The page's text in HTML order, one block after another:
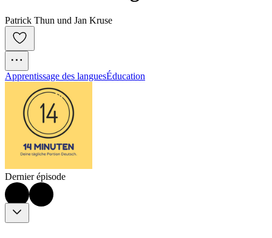
Patrick Thun und Jan Kruse
Apprentissage des languesÉducation
Dernier épisode